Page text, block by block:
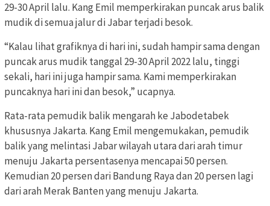
29-30 April lalu. Kang Emil memperkirakan puncak arus balik
mudik di semua jalur di Jabar terjadi besok.
“Kalau lihat grafiknya di hari ini, sudah hampir sama dengan
puncak arus mudik tanggal 29-30 April 2022 lalu, tinggi
sekali, hari ini juga hampir sama. Kami memperkirakan
puncaknya hari ini dan besok,” ucapnya.
Rata-rata pemudik balik mengarah ke Jabodetabek
khususnya Jakarta. Kang Emil mengemukakan, pemudik
balik yang melintasi Jabar wilayah utara dari arah timur
menuju Jakarta persentasenya mencapai 50 persen.
Kemudian 20 persen dari Bandung Raya dan 20 persen lagi
dari arah Merak Banten yang menuju Jakarta.